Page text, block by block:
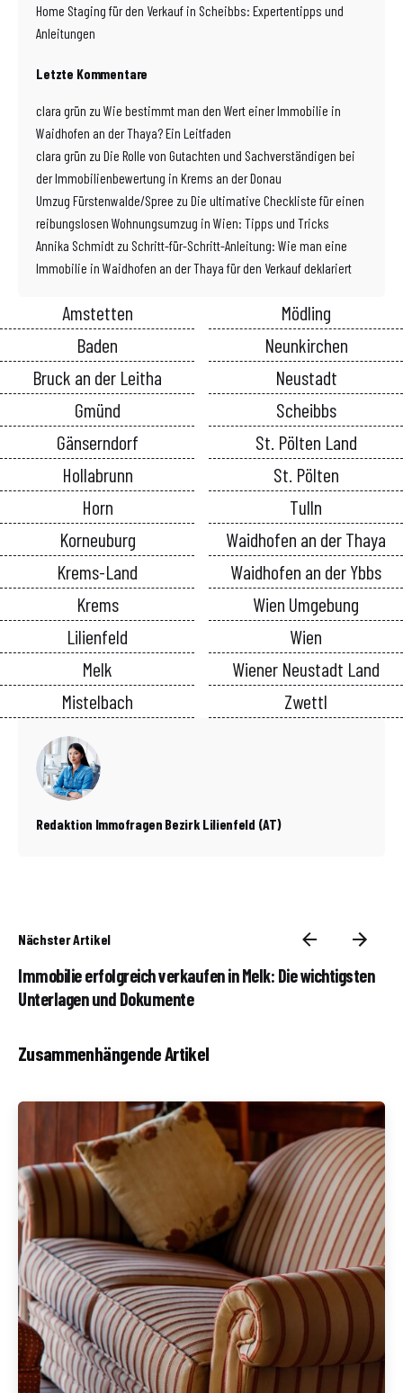
Home Staging für den Verkauf in Scheibbs: Expertentipps und
Anleitungen
Letzte Kommentare
clara grün zu Wie bestimmt man den Wert einer Immobilie in
Waidhofen an der Thaya? Ein Leitfaden
clara grün zu Die Rolle von Gutachten und Sachverständigen bei
der Immobilienbewertung in Krems an der Donau
Umzug Fürstenwalde/Spree zu Die ultimative Checkliste für einen
reibungslosen Wohnungsumzug in Wien: Tipps und Tricks
Annika Schmidt zu Schritt-für-Schritt-Anleitung: Wie man eine
Immobilie in Waidhofen an der Thaya für den Verkauf deklariert
Amstetten
Baden
Bruck an der Leitha
Gmünd
Gänserndorf
Hollabrunn
Horn
Korneuburg
Krems-Land
Krems
Lilienfeld
Melk
Mistelbach
Mödling
Neunkirchen
Neustadt
Scheibbs
St. Pölten Land
St. Pölten
Tulln
Waidhofen an der Thaya
Waidhofen an der Ybbs
Wien Umgebung
Wien
Wiener Neustadt Land
Zwettl
Redaktion Immofragen Bezirk Lilienfeld (AT)
Nächster Artikel
Immobilie erfolgreich verkaufen in Melk: Die wichtigsten
Unterlagen und Dokumente
Zusammenhängende Artikel